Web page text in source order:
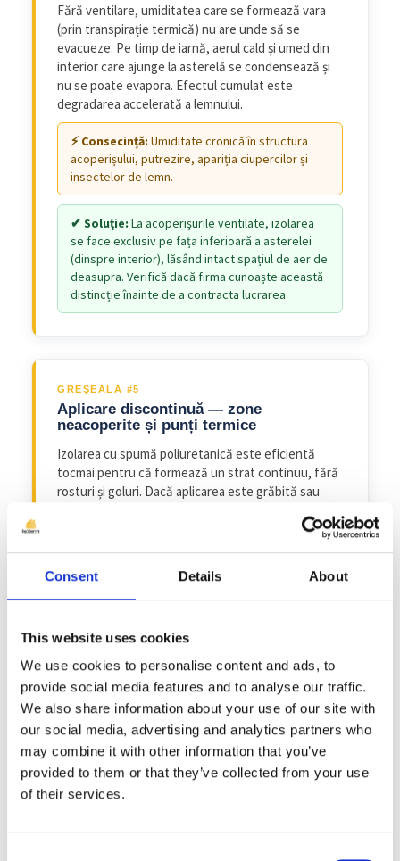
Consent Details About
This website uses cookies
We use cookies to personalise content and ads, to
provide social media features and to analyse our traffic.
We also share information about your use of our site with
our social media, advertising and analytics partners who
may combine it with other information that you’ve
provided to them or that they’ve collected from your use
of their services.
Fără ventilare, umiditatea care se formează vara
(prin transpirație termică) nu are unde să se
evacueze. Pe timp de iarnă, aerul cald și umed din
interior care ajunge la asterelă se condensează și
nu se poate evapora. Efectul cumulat este
degradarea accelerată a lemnului.
Umiditate cronică în structura
acoperișului, putrezire, apariția ciupercilor și
insectelor de lemn.
La acoperișurile ventilate, izolarea
se face exclusiv pe fața inferioară a asterelei
(dinspre interior), lăsând intact spațiul de aer de
deasupra. Verifică dacă firma cunoaște această
distincție înainte de a contracta lucrarea.
GREȘEALA #5
Aplicare discontinuă — zone
neacoperite și punți termice
Izolarea cu spumă poliuretanică este eficientă
tocmai pentru că formează un strat continuu, fără
rosturi și goluri. Dacă aplicarea este grăbită sau
— de obicei la margini, colțuri, joncțiunile dintre
disproporționat. O mansardă izolată la 90% din
mai multă căldură decât una neizolată deloc în
zonele respective.
Eficiență termică reală mult mai
mică decât cea promisă, zone reci localizate,
condens punctual, mucegai pe tavane și pereți.